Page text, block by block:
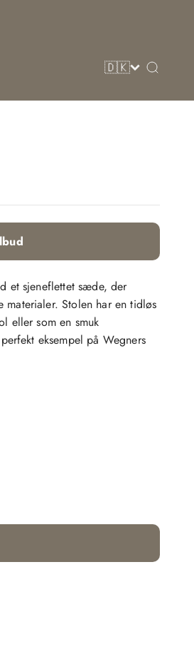
Søg
et sjeneflettet sæde, der
Stolen har en tidløs
eller som en smuk
eksempel på Wegners